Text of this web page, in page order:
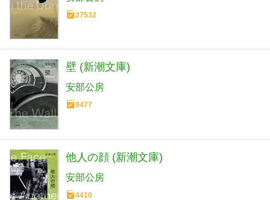
27532
壁 (新潮文庫)
安部公房
9477
他人の顔 (新潮文庫)
安部公房
4410